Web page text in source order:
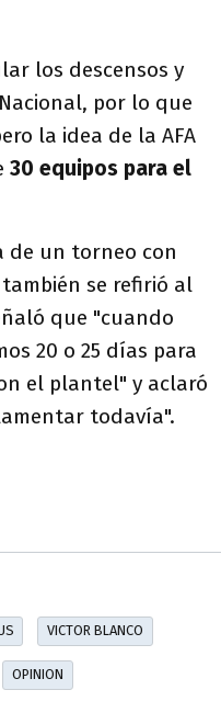
los descensos y
por lo que
la idea de la AFA
30 equipos para el
de un torneo con
se refirió al
que "cuando
20 o 25 días para
el plantel" y aclaró
todavía".
VICTOR BLANCO
OPINION